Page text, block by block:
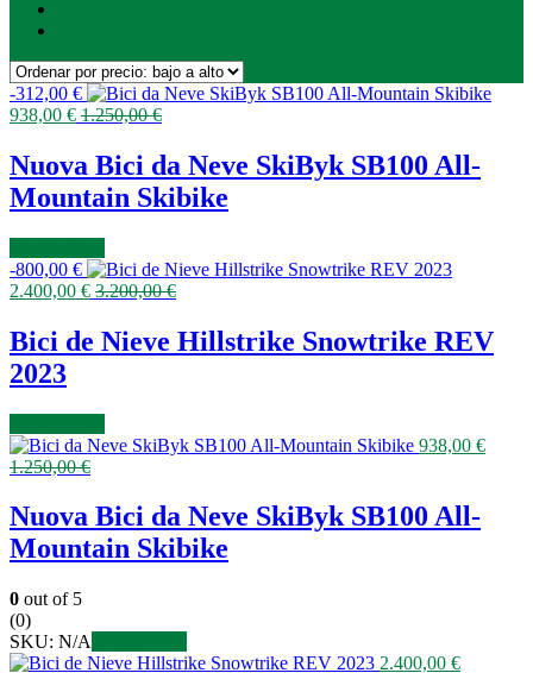
-312,00 €
938,00 € 1.250,00€
Nuova Bici da Neve SkiByk SB100 All-
Mountain Skibike
-800,00 €
2.400,00 € 3.200,00€
Bici de Nieve Hillstrike Snowtrike REV
2023
938,00 €
1.250,00€
Nuova Bici da Neve SkiByk SB100 All-
Mountain Skibike
0 out of 5
(0)
SKU: N/A
2.400,00 €